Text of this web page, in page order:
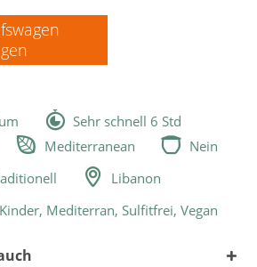
 Sehr schnell 6 Std
 Mediterranean  Nein
 Libanon
Mediterran, Sulfitfrei, Vegan